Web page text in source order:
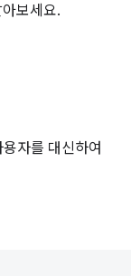
보세요.
자를 대신하여